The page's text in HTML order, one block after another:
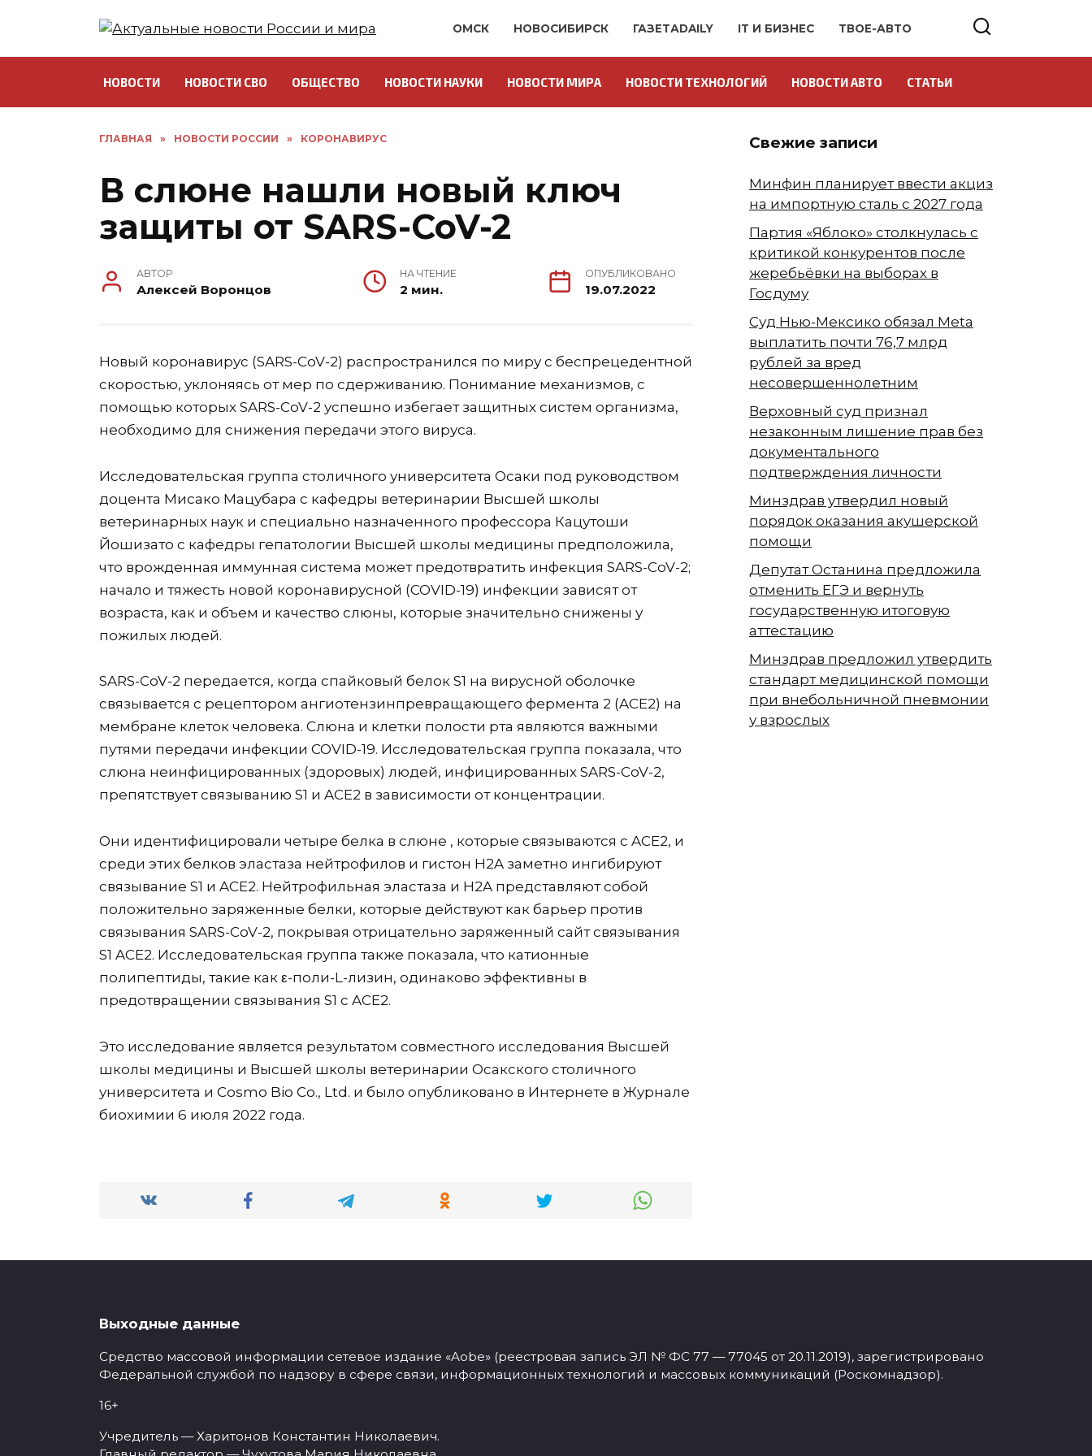
ОМСК НОВОСИБИРСК ГАЗЕТАDAILY IT И БИЗНЕС ТВОЕ-АВТО
НОВОСТИ НОВОСТИ СВО ОБЩЕСТВО НОВОСТИ НАУКИ НОВОСТИ МИРА НОВОСТИ ТЕХНОЛОГИЙ НОВОСТИ АВТО СТАТЬИ
ГЛАВНАЯ » НОВОСТИ РОССИИ » КОРОНАВИРУС
В слюне нашли новый ключ
защиты от SARS-CoV-2
АВТОР
Алексей Воронцов
НА ЧТЕНИЕ
2 мин.
ОПУБЛИКОВАНО
19.07.2022
Новый коронавирус (SARS-CoV-2) распространился по миру с беспрецедентной
скоростью, уклоняясь от мер по сдерживанию. Понимание механизмов, с
помощью которых SARS-CoV-2 успешно избегает защитных систем организма,
необходимо для снижения передачи этого вируса.
Исследовательская группа столичного университета Осаки под руководством
доцента Мисако Мацубара с кафедры ветеринарии Высшей школы
ветеринарных наук и специально назначенного профессора Кацутоши
Йошизато с кафедры гепатологии Высшей школы медицины предположила,
что врожденная иммунная система может предотвратить инфекция SARS-CoV-2;
начало и тяжесть новой коронавирусной (COVID-19) инфекции зависят от
возраста, как и объем и качество слюны, которые значительно снижены у
пожилых людей.
SARS-CoV-2 передается, когда спайковый белок S1 на вирусной оболочке
связывается с рецептором ангиотензинпревращающего фермента 2 (ACE2) на
мембране клеток человека. Слюна и клетки полости рта являются важными
путями передачи инфекции COVID-19. Исследовательская группа показала, что
слюна неинфицированных (здоровых) людей, инфицированных SARS-CoV-2,
препятствует связыванию S1 и ACE2 в зависимости от концентрации.
Они идентифицировали четыре белка в слюне , которые связываются с ACE2, и
среди этих белков эластаза нейтрофилов и гистон H2A заметно ингибируют
связывание S1 и ACE2. Нейтрофильная эластаза и H2A представляют собой
положительно заряженные белки, которые действуют как барьер против
связывания SARS-CoV-2, покрывая отрицательно заряженный сайт связывания
S1 ACE2. Исследовательская группа также показала, что катионные
полипептиды, такие как ε-поли-L-лизин, одинаково эффективны в
предотвращении связывания S1 с ACE2.
Это исследование является результатом совместного исследования Высшей
школы медицины и Высшей школы ветеринарии Осакского столичного
университета и Cosmo Bio Co., Ltd. и было опубликовано в Интернете в Журнале
биохимии 6 июля 2022 года.
Свежие записи
Минфин планирует ввести акциз
на импортную сталь с 2027 года
Партия «Яблоко» столкнулась с
критикой конкурентов после
жеребьёвки на выборах в
Госдуму
Суд Нью-Мексико обязал Meta
выплатить почти 76,7 млрд
рублей за вред
несовершеннолетним
Верховный суд признал
незаконным лишение прав без
документального
подтверждения личности
Минздрав утвердил новый
порядок оказания акушерской
помощи
Депутат Останина предложила
отменить ЕГЭ и вернуть
государственную итоговую
аттестацию
Минздрав предложил утвердить
стандарт медицинской помощи
при внебольничной пневмонии
у взрослых
Выходные данные
Средство массовой информации сетевое издание «Aobe» (реестровая запись ЭЛ № ФС 77 — 77045 от 20.11.2019), зарегистрировано
Федеральной службой по надзору в сфере связи, информационных технологий и массовых коммуникаций (Роскомнадзор).
16+
Учредитель — Харитонов Константин Николаевич.